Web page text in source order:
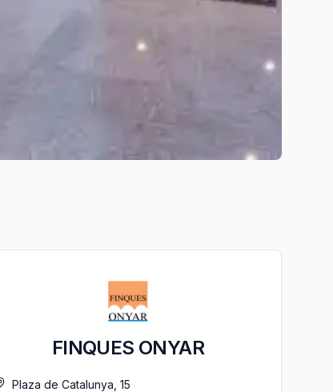
FINQUES ONYAR
Plaza de Catalunya, 15